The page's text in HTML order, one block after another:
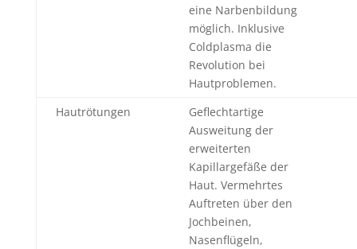
eine Narbenbildung
möglich. Inklusive
Coldplasma die
Revolution bei
Hautproblemen.
Hautrötungen
Geflechtartige
Ausweitung der
erweiterten
Kapillargefäße der
Haut. Vermehrtes
Auftreten über den
Jochbeinen,
Nasenflügeln,